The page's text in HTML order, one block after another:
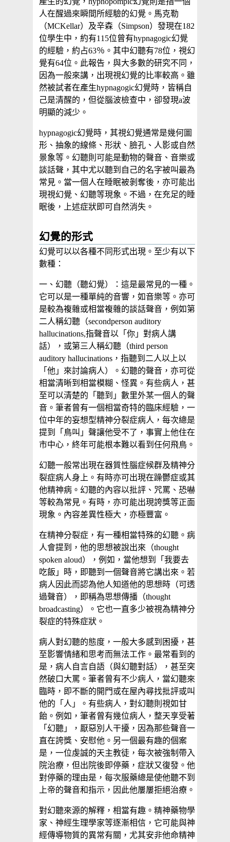
人在醒過來瞬間所經驗的幻覺。馬克勒
（MCKellar）及辛森（Simpson）發現在182
位學生中，約有115位曾有hypnagogic幻覺
的經驗，約占63％。其中幻聽有78位，視幻
覺有64位。此報告，與大多數的研究不同，
因為一般來講，出現視幻覺的比率較高。雖
然被試者在產生hypnagogic幻覺時，皆稱自
己是清醒的，但從腦波檢查中，卻發現a波
明顯的減少。
hypnagogic幻覺時，其視幻覺通常是幾何圖
形、抽象的線條、形狀、臉孔、人影或自然
景象等。幻聽則可能是動物的聲音、音樂或
談話聲，其中尤以聽到自己的名字被叫最為
常見。當一個人在睡眠被剝奪後，亦可能出
現視幻覺、幻聽等現象。不過，在充足的睡
眠後，上述症狀即可自然消失。
幻覺的形式
幻覺可以以各種不同形式出現。至少有以下
數種：
一、幻聽（聽幻覺）：這是最常見的一種。
它可以是一種單純的音響，如音樂等。亦可
是較為複雜或相當複雜的談話聲音，例如第
二人稱幻聽（secondperson auditory
hallucinations,指聲音以「你」對病人講
話），或第三人稱幻聽（third person
auditory hallucinations，指聽到二人以上以
「他」來討論病人）。幻聽的聲音，亦可從
相當清晰到相當模糊、怪異。有些病人，甚
至可以清楚的「聽到」數里外某一個人的聲
音。筆者曾有一個相當奇特的臨床經驗，一
位中年的妄想型精神分裂症病人，每次總是
提到「鳥叫」聲讓他受不了，事實上他住在
市中心，終年可能根本難以看到任何飛鳥。
幻聽一般常出現在器質性腦症候群及精神分
裂症病人身上。有時亦可出現在躁鬱症或其
他精神病。幻聽的內容以批評、咒罵、恐嚇
等較為常見。有時，亦可能出現誇獎等正面
現象。內容差異性極大，亦極豐富。
在精神分裂症，有一種相當特殊的幻聽。病
人會提到，他的思想被說出來（thought
spoken aloud），例如，當他想到「我要去
吃飯」時，即聽到一個聲音將它講出來。若
病人因此而認為他人知道他的思想時（可透
過聲音），即稱為思想傳播（thought
broadcasting）。它也一直多少被視為精神分
裂症的特殊症狀。
病人對幻聽的態度，一般大多感到困擾，甚
至影響情緒和思考而無法工作。最常看到的
是，病人自言自語（與幻聽對話），甚至突
然破口大罵。筆者曾有不少病人，當幻聽來
臨時，即不斷的開門或在屋內尋找批評或叫
他的「人」。有些病人，對幻聽則視如甘
飴。例如，筆者曾有幾位病人，整天享受著
「幻聽」，厭惡別人干擾，因為那些聲音一
直在誇獎、安慰他。另一個最有趣的個案
是，一位虔誠的天主教徒，每次被強制帶入
院治療，但出院後即停藥，症狀又復發。他
對停藥的理由是，每次服藥總是使他聽不到
上帝的聲音和指示，因此他屢屢拒絕治療。
對幻聽來源的解釋，相當有趣。精神藥物學
家、神經生理學家等逐漸相信，它可能與神
經傳導物質的異常有關，尤其安非他命精神